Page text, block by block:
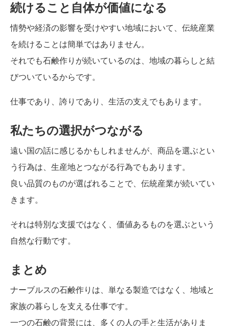
続けること自体が価値になる
情勢や経済の影響を受けやすい地域において、伝統産業
を続けることは簡単ではありません。
それでも石鹸作りが続いているのは、地域の暮らしと結
びついているからです。
仕事であり、誇りであり、生活の支えでもあります。
私たちの選択がつながる
遠い国の話に感じるかもしれませんが、商品を選ぶとい
う行為は、生産地とつながる行為でもあります。
良い品質のものが選ばれることで、伝統産業が続いてい
きます。
それは特別な支援ではなく、価値あるものを選ぶという
自然な行動です。
まとめ
ナーブルスの石鹸作りは、単なる製造ではなく、地域と
家族の暮らしを支える仕事です。
一つの石鹸の背景には、多くの人の手と生活がありま